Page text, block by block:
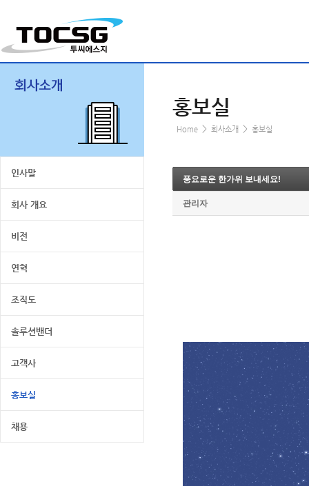
인사말
회사 개요
비전
연혁
조직도
솔루션밴더
고객사
홍보실
채용
홍보실
Home > 회사소개 > 홍보실
풍요로운 한가위 보내세요!
관리자